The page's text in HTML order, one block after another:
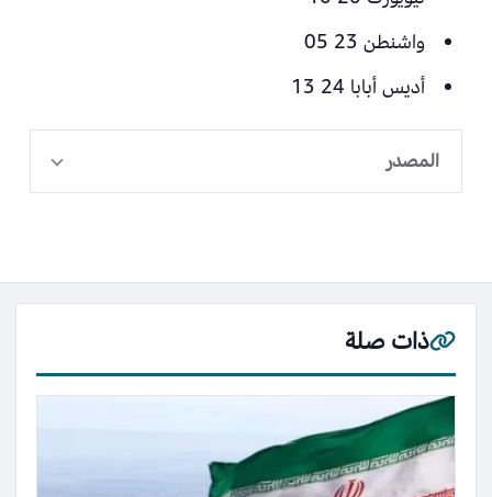
واشنطن 23 05
أديس أبابا 24 13
المصدر
ذات صلة